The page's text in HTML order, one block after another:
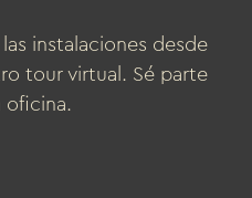
instalaciones desde
tour virtual. Sé parte
oficina.